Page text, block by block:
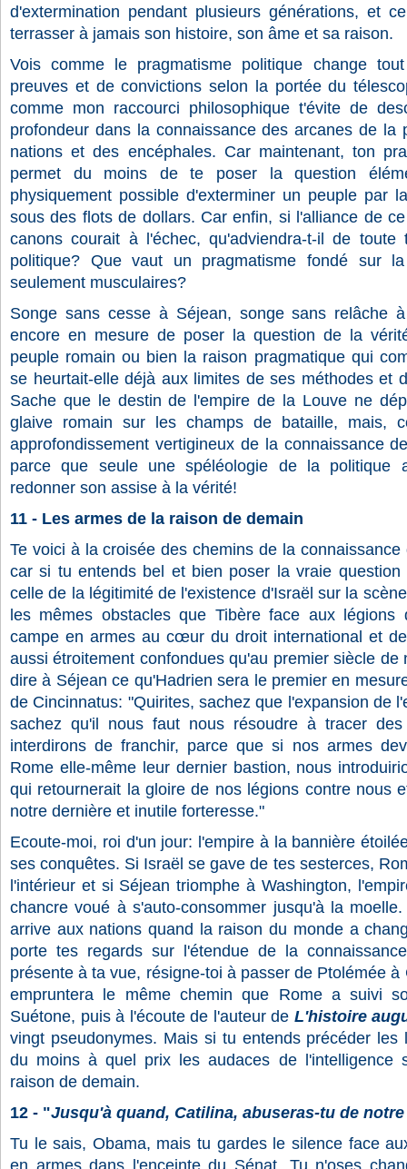
d'extermination pendant plusieurs générations, et
terrasser à jamais son histoire, son âme et sa raison.
Vois comme le pragmatisme politique change
preuves et de convictions selon la portée du
comme mon raccourci philosophique t'évite de
profondeur dans la connaissance des arcanes de la
nations et des encéphales. Car maintenant, ton
permet du moins de te poser la question
physiquement possible d'exterminer un peuple par
sous des flots de dollars. Car enfin, si l'alliance de
canons courait à l'échec, qu'adviendra-t-il de
politique? Que vaut un pragmatisme fondé sur
seulement musculaires?
Songe sans cesse à Séjean, songe sans relâche
encore en mesure de poser la question de la
peuple romain ou bien la raison pragmatique qui
se heurtait-elle déjà aux limites de ses méthodes et
Sache que le destin de l'empire de la Louve ne
glaive romain sur les champs de bataille, mais,
approfondissement vertigineux de la connaissance
parce que seule une spéléologie de la politique
redonner son assise à la vérité!
11 - Les armes de la raison de demain
Te voici à la croisée des chemins de la
car si tu entends bel et bien poser la vraie
celle de la légitimité de l'existence d'Israël sur la
les mêmes obstacles que Tibère face aux légions
campe en armes au cœur du droit international et
aussi étroitement confondues qu'au premier siècle de
dire à Séjean ce qu'Hadrien sera le premier en
de Cincinnatus: "Quirites, sachez que l'expansion de
sachez qu'il nous faut nous résoudre à tracer
interdirons de franchir, parce que si nos armes
Rome elle-même leur dernier bastion, nous
qui retournerait la gloire de nos légions contre nous
notre dernière et inutile forteresse."
Ecoute-moi, roi d'un jour: l'empire à la bannière
ses conquêtes. Si Israël se gave de tes sesterces,
l'intérieur et si Séjean triomphe à Washington,
chancre voué à s'auto-consommer jusqu'à la
arrive aux nations quand la raison du monde a
porte tes regards sur l'étendue de la
présente à ta vue, résigne-toi à passer de Ptolémée
empruntera le même chemin que Rome a suivi
Suétone, puis à l'écoute de l'auteur de L'histoire
vingt pseudonymes. Mais si tu entends précéder les
du moins à quel prix les audaces de l'intelligence
raison de demain.
12 - "Jusqu'à quand, Catilina, abuseras-tu de
Tu le sais, Obama, mais tu gardes le silence face
en armes dans l'enceinte du Sénat. Tu n'oses